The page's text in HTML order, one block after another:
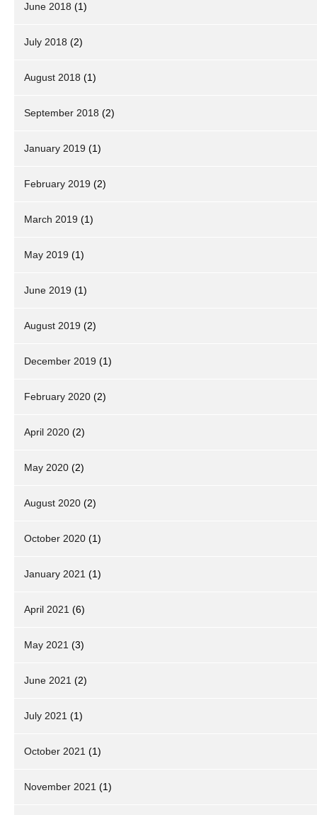
June 2018 (1)
July 2018 (2)
August 2018 (1)
September 2018 (2)
January 2019 (1)
February 2019 (2)
March 2019 (1)
May 2019 (1)
June 2019 (1)
August 2019 (2)
December 2019 (1)
February 2020 (2)
April 2020 (2)
May 2020 (2)
August 2020 (2)
October 2020 (1)
January 2021 (1)
April 2021 (6)
May 2021 (3)
June 2021 (2)
July 2021 (1)
October 2021 (1)
November 2021 (1)